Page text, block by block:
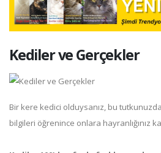
Kediler ve Gerçekler
Bir kere kedici olduysanız, bu
bilgileri öğrenince onlara hayranlığınız